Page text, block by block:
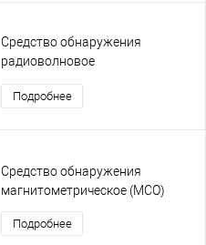
Средство обнаружения
радиоволновое
Подробнее
Средство обнаружения
магнитометрическое (МСО)
Подробнее